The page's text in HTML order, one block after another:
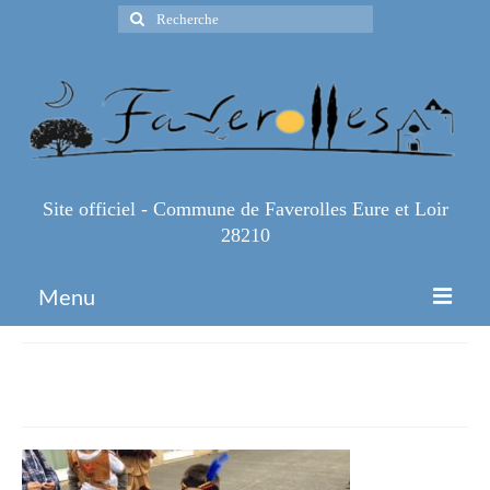
Rechercher
:
Site officiel - Commune de Faverolles Eure et Loir
28210
Menu
Infos Pratiques